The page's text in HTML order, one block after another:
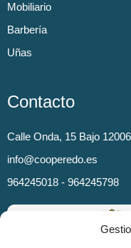
Mobiliario
Barbería
Uñas
Contacto
Calle Onda, 15 Bajo
info@cooperedo.es
964245018 - 964245798